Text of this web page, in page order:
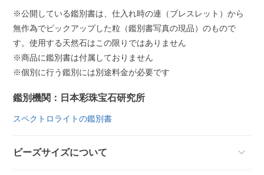
※公開している鑑別書は、仕入れ時の連（ブレスレット）から
無作為でピックアップした粒（鑑別書写真の現品）のもので
す。使用する天然石はこの限りではありません
※商品に鑑別書は付属しておりません
※個別に行う鑑別には別途料金が必要です
鑑別機関：日本彩珠宝石研究所
スペクトロライトの鑑別書
ビーズサイズについて